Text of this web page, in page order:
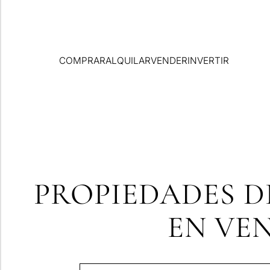
COMPRARALQUILARVENDERINVERTIR
PROPIEDADES
EN